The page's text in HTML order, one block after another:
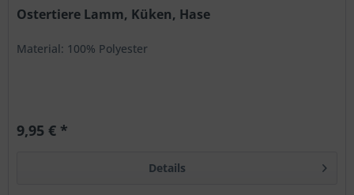
Ostertiere Lamm, Küken, Hase
Material: 100% Polyester
9,95 € *
Details